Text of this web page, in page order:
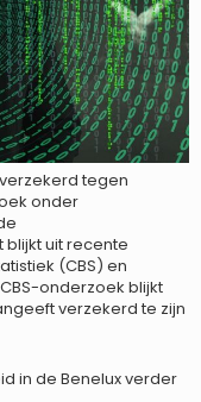
tegen
onder
uit recente
(CBS) en
onderzoek blijkt
verzekerd te zijn
in de Benelux verder